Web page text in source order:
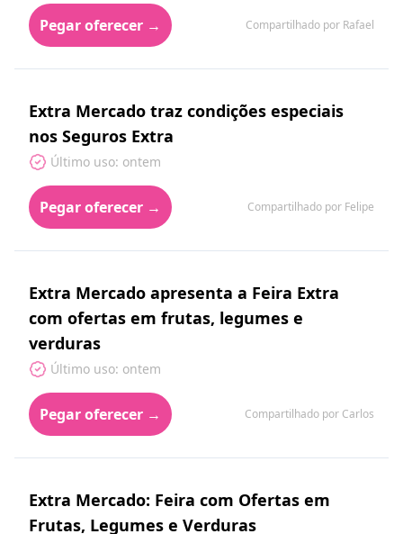
Pegar oferecer → Compartilhado por Rafael
Extra Mercado traz condições especiais
nos Seguros Extra
Último uso: ontem
Pegar oferecer → Compartilhado por Felipe
Extra Mercado apresenta a Feira Extra
com ofertas em frutas, legumes e
verduras
Último uso: ontem
Pegar oferecer → Compartilhado por Carlos
Extra Mercado: Feira com Ofertas em
Frutas, Legumes e Verduras